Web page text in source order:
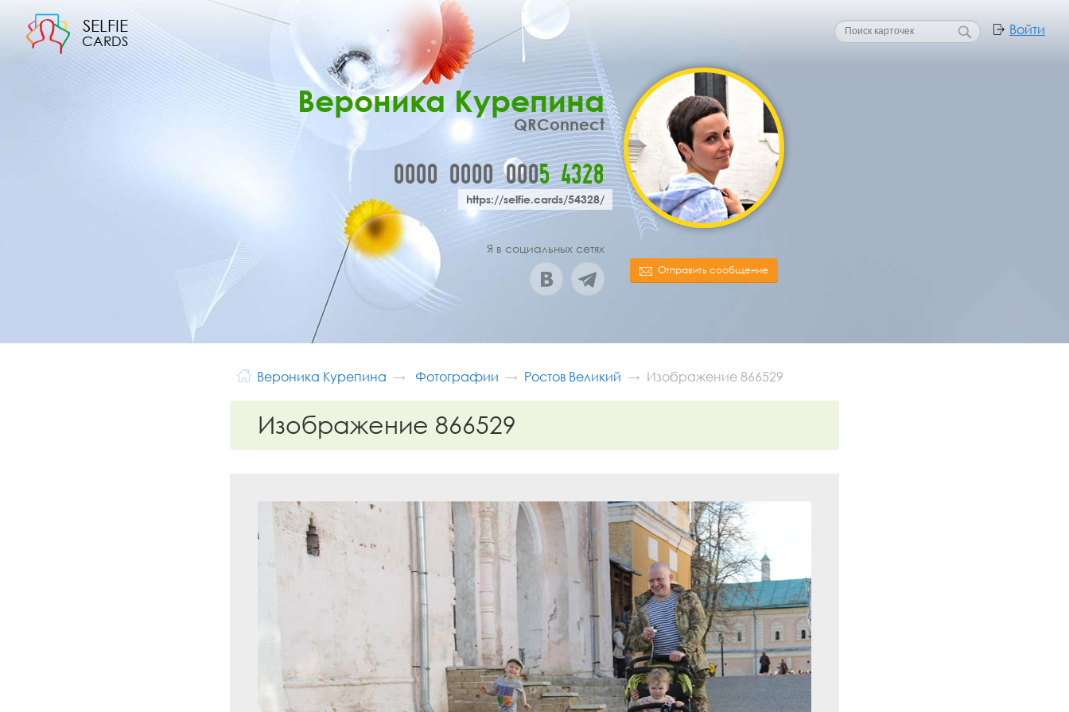
SELFIE
CARDS
Войти
Отправить сообщение
Вероника Курепина
QRConnect
0000 0000 0005 4328
https://selfie.cards/54328/
Я в социальных сетях
Вероника Курепина Фотографии Ростов Великий Изображение 866529
Изображение 866529